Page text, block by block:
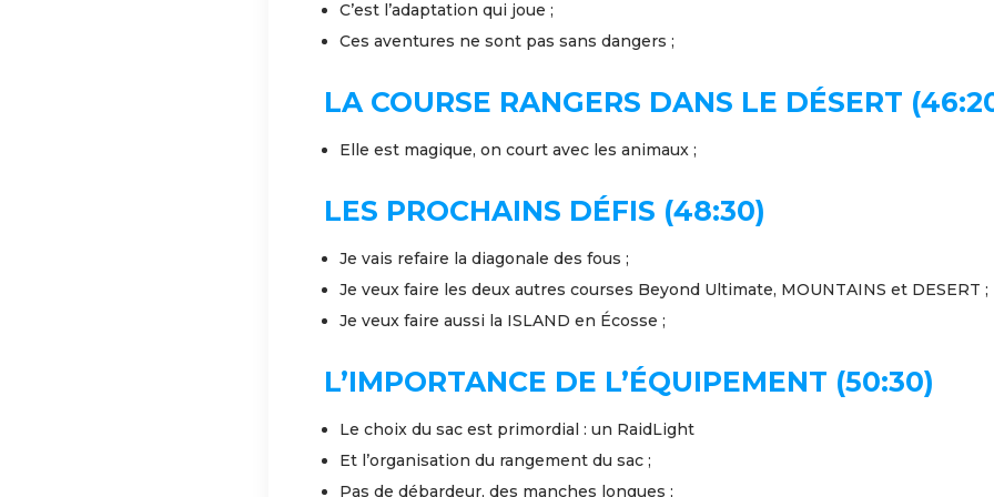
C’est l’adaptation qui joue ;
Ces aventures ne sont pas sans dangers ;
LA COURSE RANGERS DANS LE DÉSERT
Elle est magique, on court avec les animaux ;
LES PROCHAINS DÉFIS (48:30)
Je vais refaire la diagonale des fous ;
Je veux faire les deux autres courses Beyond Ultimate, MOUNTAINS et DESERT ;
Je veux faire aussi la ISLAND en Écosse ;
L’IMPORTANCE DE L’ÉQUIPEMENT (50:30)
Le choix du sac est primordial : un RaidLight
Et l’organisation du rangement du sac ;
Pas de débardeur, des manches longues ;